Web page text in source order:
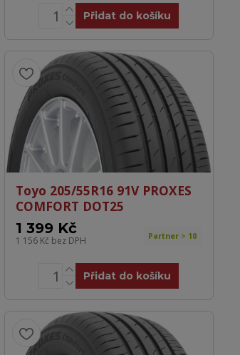
Přidat do košíku
Toyo 205/55R16 91V PROXES
COMFORT DOT25
1 399 Kč
1 156 Kč bez DPH Partner > 10
Přidat do košíku